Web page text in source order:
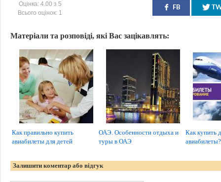
Оцінка: 4.00 з 5
Всього оцінок: 1
FB
Матеріали та розповіді, які Вас зацікавлять:
Как правильно купить
авиабилеты для детей
ОАЭ. Особенности отдыха и
туры в ОАЭ
Как купить
авиабилеты?
Залишити коментар або відгук